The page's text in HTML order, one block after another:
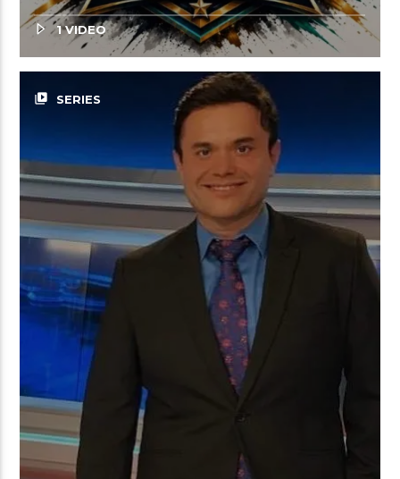
1 VIDEO
video_library SERIES